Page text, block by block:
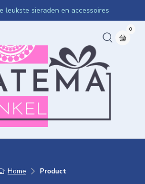
leukste sieraden en accessoires
0
Home Product